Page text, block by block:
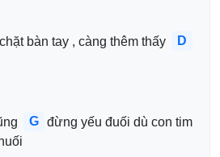
bàn tay , càng thêm thấy
D
G đừng yếu đuối dù con tim